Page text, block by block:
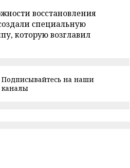
восстановления
специальную
которую возглавил
Подписывайтесь на наши
каналы